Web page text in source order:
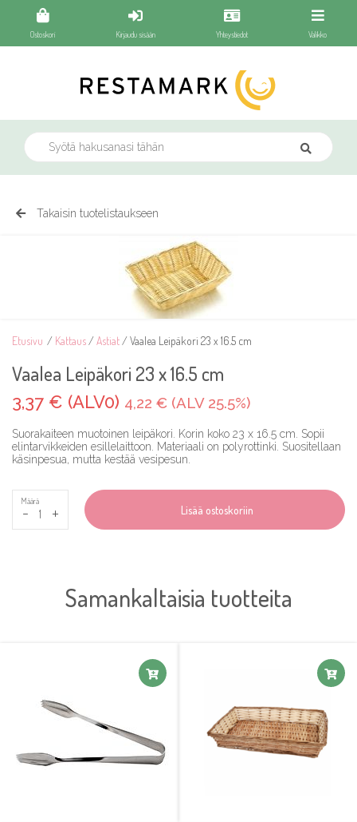
Takaisin tuotelistaukseen
Etusivu / Kattaus /Astiat / Vaalea Leipäkori 23 x 16.5 cm
Vaalea Leipäkori 23 x 16.5 cm
3,37 € (ALV0) 4,22 € (ALV 25.5%)
Suorakaiteen muotoinen leipäkori. Korin koko 23 x 16.5 cm. Sopii
elintarvikkeiden esillelaittoon. Materiaali on polyrottinki. Suositellaan
käsinpesua, mutta kestää vesipesun.
Määrä
- + Lisää ostoskoriin
Samankaltaisia tuotteita
Ostoskori Kirjaudu sisään Yhteystiedot Valikko